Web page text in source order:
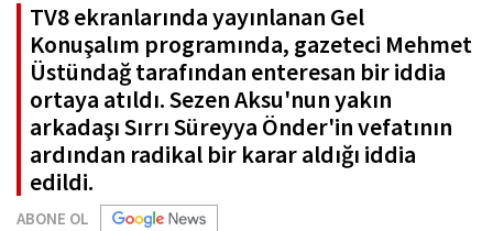
TV8 ekranlarında yayınlanan Gel
Konuşalım programında, gazeteci Mehmet
Üstündağ tarafından enteresan bir iddia
ortaya atıldı. Sezen Aksu'nun yakın
arkadaşı Sırrı Süreyya Önder'in vefatının
ardından radikal bir karar aldığı iddia
edildi.
ABONE OL